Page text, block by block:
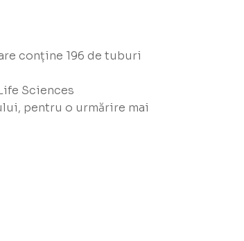
conține 196 de tuburi
Sciences
pentru o urmărire mai